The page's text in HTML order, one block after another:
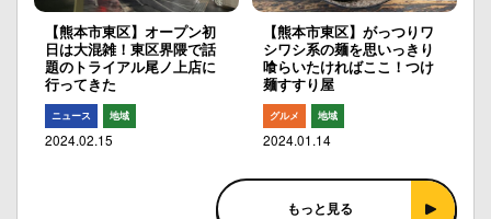
【熊本市東区】オープン初
日は大混雑！東区界隈で話
題のトライアル尾ノ上店に
行ってきた
ニュース 地域
2024.02.15
【熊本市東区】がっつりワ
シワシ系の麺を思いっきり
喰らいたければここ！つけ
麺すすり屋
グルメ 地域
2024.01.14
もっと見る